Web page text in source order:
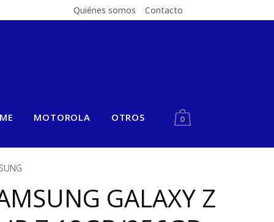
Quiénes somos Contacto
MOTOROLA OTROS 0
GALAXY Z